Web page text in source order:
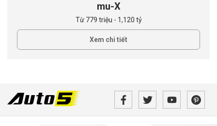
mu-X
Từ 779 triệu - 1,120 tỷ
Xem chi tiết